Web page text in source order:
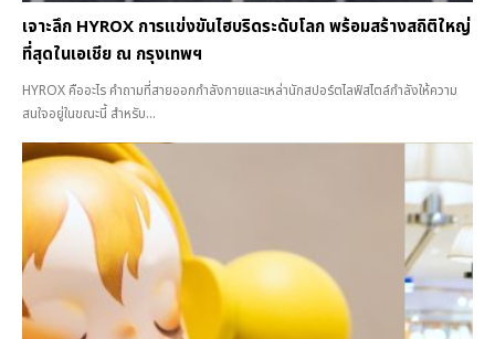
เจาะลึก HYROX การแข่งขันไฮบริดระดับโลก พร้อมสร้างสถิติใหญ่
ที่สุดในเอเชีย ณ กรุงเทพฯ
HYROX คืออะไร คำถามที่สายออกกำลังกายและเหล่านักสปอร์ตไลฟ์สไตล์กำลังให้ความ
สนใจอยู่ในขณะนี้ สำหรับ...